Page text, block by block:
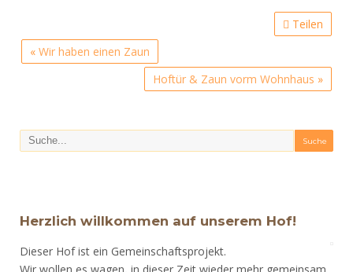
Teilen
« Wir haben einen Zaun
Hoftür & Zaun vorm Wohnhaus »
Herzlich willkommen auf unserem Hof!
Dieser Hof ist ein Gemeinschaftsprojekt.